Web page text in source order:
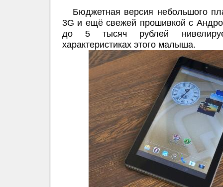
Бюджетная версия небольшого
3G и ещё свежей прошивкой с
до 5 тысяч рублей
характеристиках этого малыша.